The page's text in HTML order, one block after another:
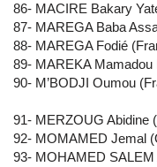
86- MACIRE Bakary
87- MAREGA Baba
88- MAREGA Fodié
89- MAREKA Mamadou
90- M’BODJI Oumou
91- MERZOUG Abidine
92- MOMAMED Jemal
93- MOHAMED SALEM